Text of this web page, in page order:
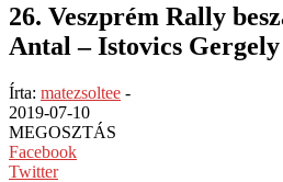
26. Veszprém Rally
Antal – Istovics Gergely
Írta: matezsoltee -
2019-07-10
MEGOSZTÁS
Facebook
Twitter